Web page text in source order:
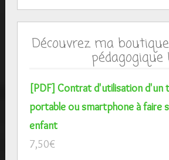
Découvrez ma
pédagogique !
[PDF] Contrat d'utilisation d'un
portable ou smartphone à faire
enfant
7,50€